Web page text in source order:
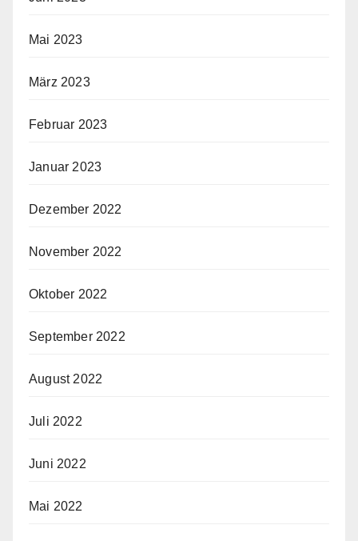
Mai 2023
März 2023
Februar 2023
Januar 2023
Dezember 2022
November 2022
Oktober 2022
September 2022
August 2022
Juli 2022
Juni 2022
Mai 2022